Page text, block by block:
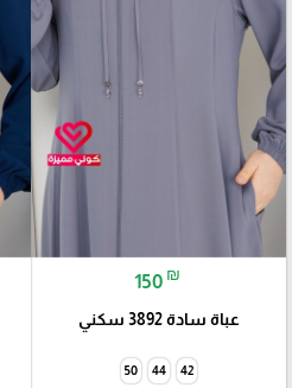
150 ₪
عباة سادة 3892 سكني
42
44
50